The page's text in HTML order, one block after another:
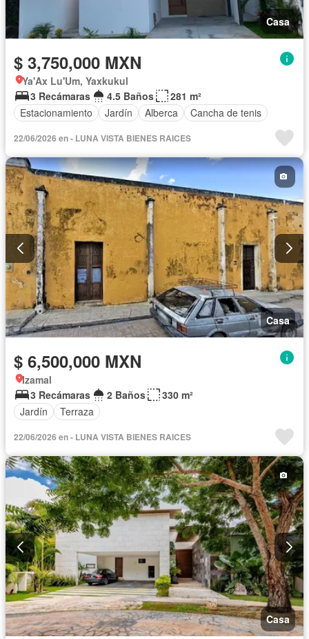
Casa
$ 3,750,000 MXN
Ya'Ax Lu'Um, Yaxkukul
3 Recámaras
4.5 Baños
281 m²
Estacionamiento
Jardín Alberca Cancha de tenis
22/06/2026 en - LUNA VISTA BIENES RAICES
Casa
$ 6,500,000 MXN
Izamal
3 Recámaras
2 Baños
330 m²
Jardín
Terraza
22/06/2026 en - LUNA VISTA BIENES RAICES
Casa